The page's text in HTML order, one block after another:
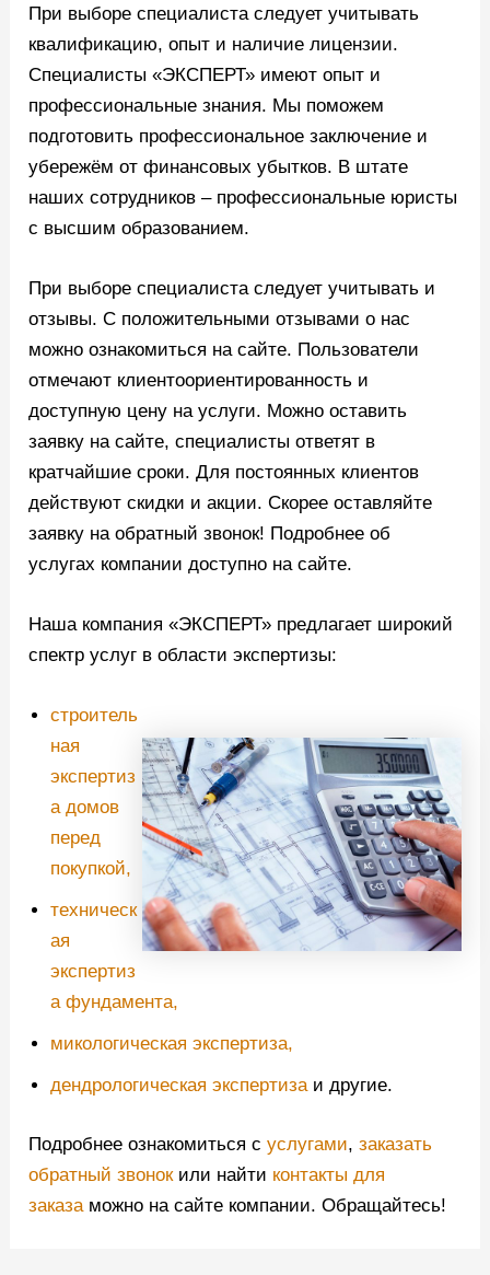
При выборе специалиста следует учитывать
квалификацию, опыт и наличие лицензии.
Специалисты «ЭКСПЕРТ» имеют опыт и
профессиональные знания. Мы поможем
подготовить профессиональное заключение и
убережём от финансовых убытков. В штате
наших сотрудников – профессиональные юристы
с высшим образованием.
При выборе специалиста следует учитывать и
отзывы. С положительными отзывами о нас
можно ознакомиться на сайте. Пользователи
отмечают клиентоориентированность и
доступную цену на услуги. Можно оставить
заявку на сайте, специалисты ответят в
кратчайшие сроки. Для постоянных клиентов
действуют скидки и акции. Скорее оставляйте
заявку на обратный звонок! Подробнее об
услугах компании доступно на сайте.
Наша компания «ЭКСПЕРТ» предлагает широкий
спектр услуг в области экспертизы:
строитель
ная
экспертиз
а домов
перед
покупкой,
техническ
ая
экспертиз
а фундамента,
микологическая экспертиза,
дендрологическая экспертиза и другие.
Подробнее ознакомиться с услугами,заказать
обратный звонокили найти контакты для
заказа можно на сайте компании. Обращайтесь!